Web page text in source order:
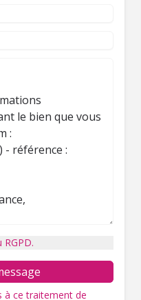
à ce traitement de